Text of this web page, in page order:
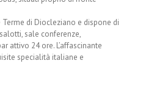
di Diocleziano e dispone di
sale conferenze,
attivo 24 ore. L’affascinante
specialità italiane e